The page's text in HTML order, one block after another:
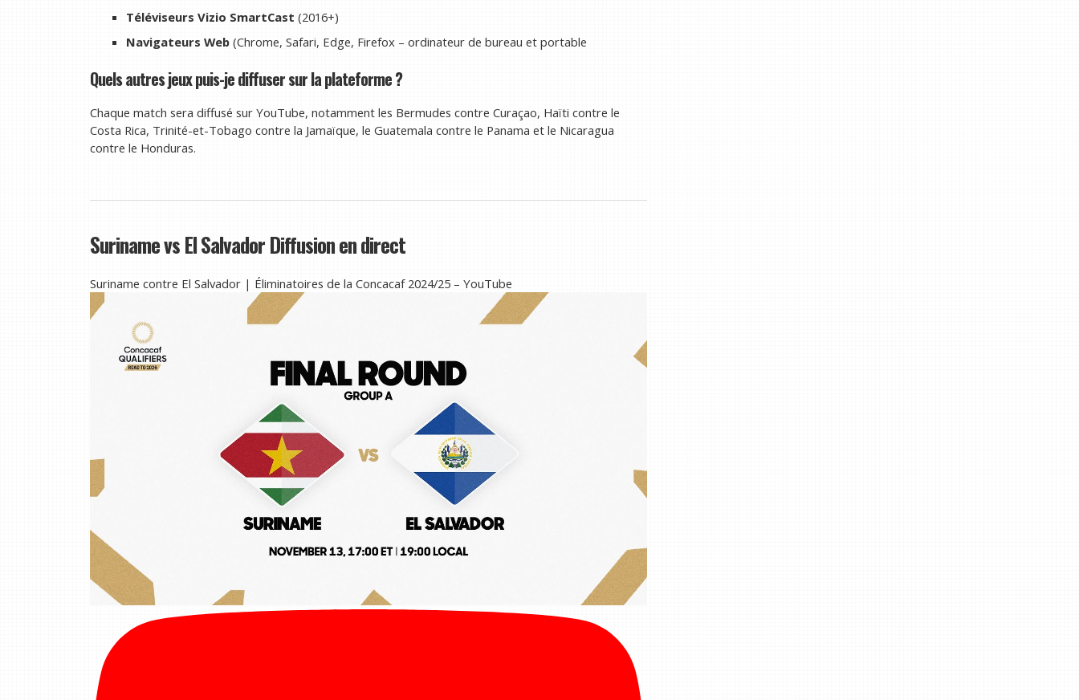
Téléviseurs Vizio SmartCast (2016+)
Navigateurs Web(Chrome, Safari, Edge, Firefox – ordinateur de bureau et portable
Quels autres jeux puis-je diffuser sur la plateforme ?
Chaque match sera diffusé sur YouTube, notamment les Bermudes contre Curaçao, Haïti contre le
Costa Rica, Trinité-et-Tobago contre la Jamaïque, le Guatemala contre le Panama et le Nicaragua
contre le Honduras.
Suriname vs El Salvador Diffusion en direct
Suriname contre El Salvador | Éliminatoires de la Concacaf 2024/25 – YouTube